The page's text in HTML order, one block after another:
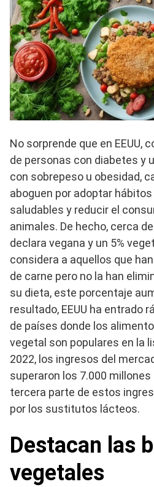
No sorprende que en EEUU,
de personas con diabetes y
con sobrepeso u obesidad,
aboguen por adoptar
saludables y reducir el
animales. De hecho, cerca
declara vegana y un 5%
considera a aquellos que
de carne pero no la han
su dieta, este porcentaje
resultado, EEUU ha entrado
de países donde los
vegetal son populares en la
2022, los ingresos del
superaron los 7.000
tercera parte de estos
por los sustitutos lácteos.
Destacan las
vegetales